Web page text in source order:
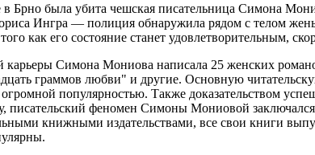
в Брно была убита чешская писательница Симона
Ингра — полиция обнаружила рядом с телом
как его состояние станет удовлетворительным,
карьеры Симона Мониова написала 25 женских
граммов любви" и другие. Основную
огромной популярностью. Также доказательством
писательский феномен Симоны Мониовой
книжными издательствами, все свои книги